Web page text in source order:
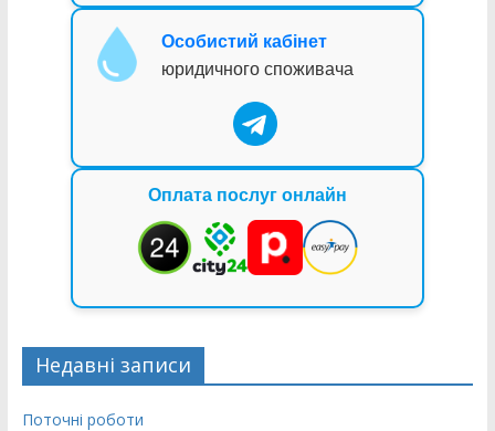
Особистий кабінет
юридичного споживача
Оплата послуг онлайн
Недавні записи
Поточні роботи